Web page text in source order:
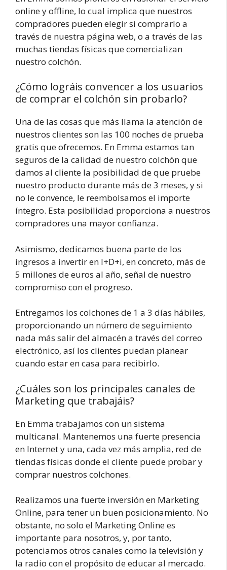
online y offline, lo cual implica que nuestros
compradores pueden elegir si comprarlo a
través de nuestra página web, o a través de las
muchas tiendas físicas que comercializan
nuestro colchón.
¿Cómo lográis convencer a los usuarios
de comprar el colchón sin probarlo?
Una de las cosas que más llama la atención de
nuestros clientes son las 100 noches de prueba
gratis que ofrecemos. En Emma estamos tan
seguros de la calidad de nuestro colchón que
damos al cliente la posibilidad de que pruebe
nuestro producto durante más de 3 meses, y si
no le convence, le reembolsamos el importe
íntegro. Esta posibilidad proporciona a nuestros
compradores una mayor confianza.
Asimismo, dedicamos buena parte de los
ingresos a invertir en I+D+i, en concreto, más de
5 millones de euros al año, señal de nuestro
compromiso con el progreso.
Entregamos los colchones de 1 a 3 días hábiles,
proporcionando un número de seguimiento
nada más salir del almacén a través del correo
electrónico, así los clientes puedan planear
cuando estar en casa para recibirlo.
¿Cuáles son los principales canales de
Marketing que trabajáis?
En Emma trabajamos con un sistema
multicanal. Mantenemos una fuerte presencia
en Internet y una, cada vez más amplia, red de
tiendas físicas donde el cliente puede probar y
comprar nuestros colchones.
Realizamos una fuerte inversión en Marketing
Online, para tener un buen posicionamiento. No
obstante, no solo el Marketing Online es
importante para nosotros, y, por tanto,
potenciamos otros canales como la televisión y
la radio con el propósito de educar al mercado.